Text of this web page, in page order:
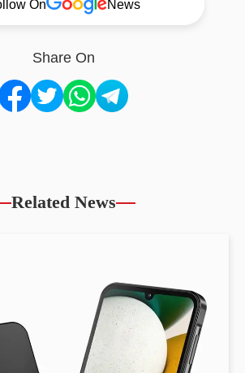
On News
Share On
Related News